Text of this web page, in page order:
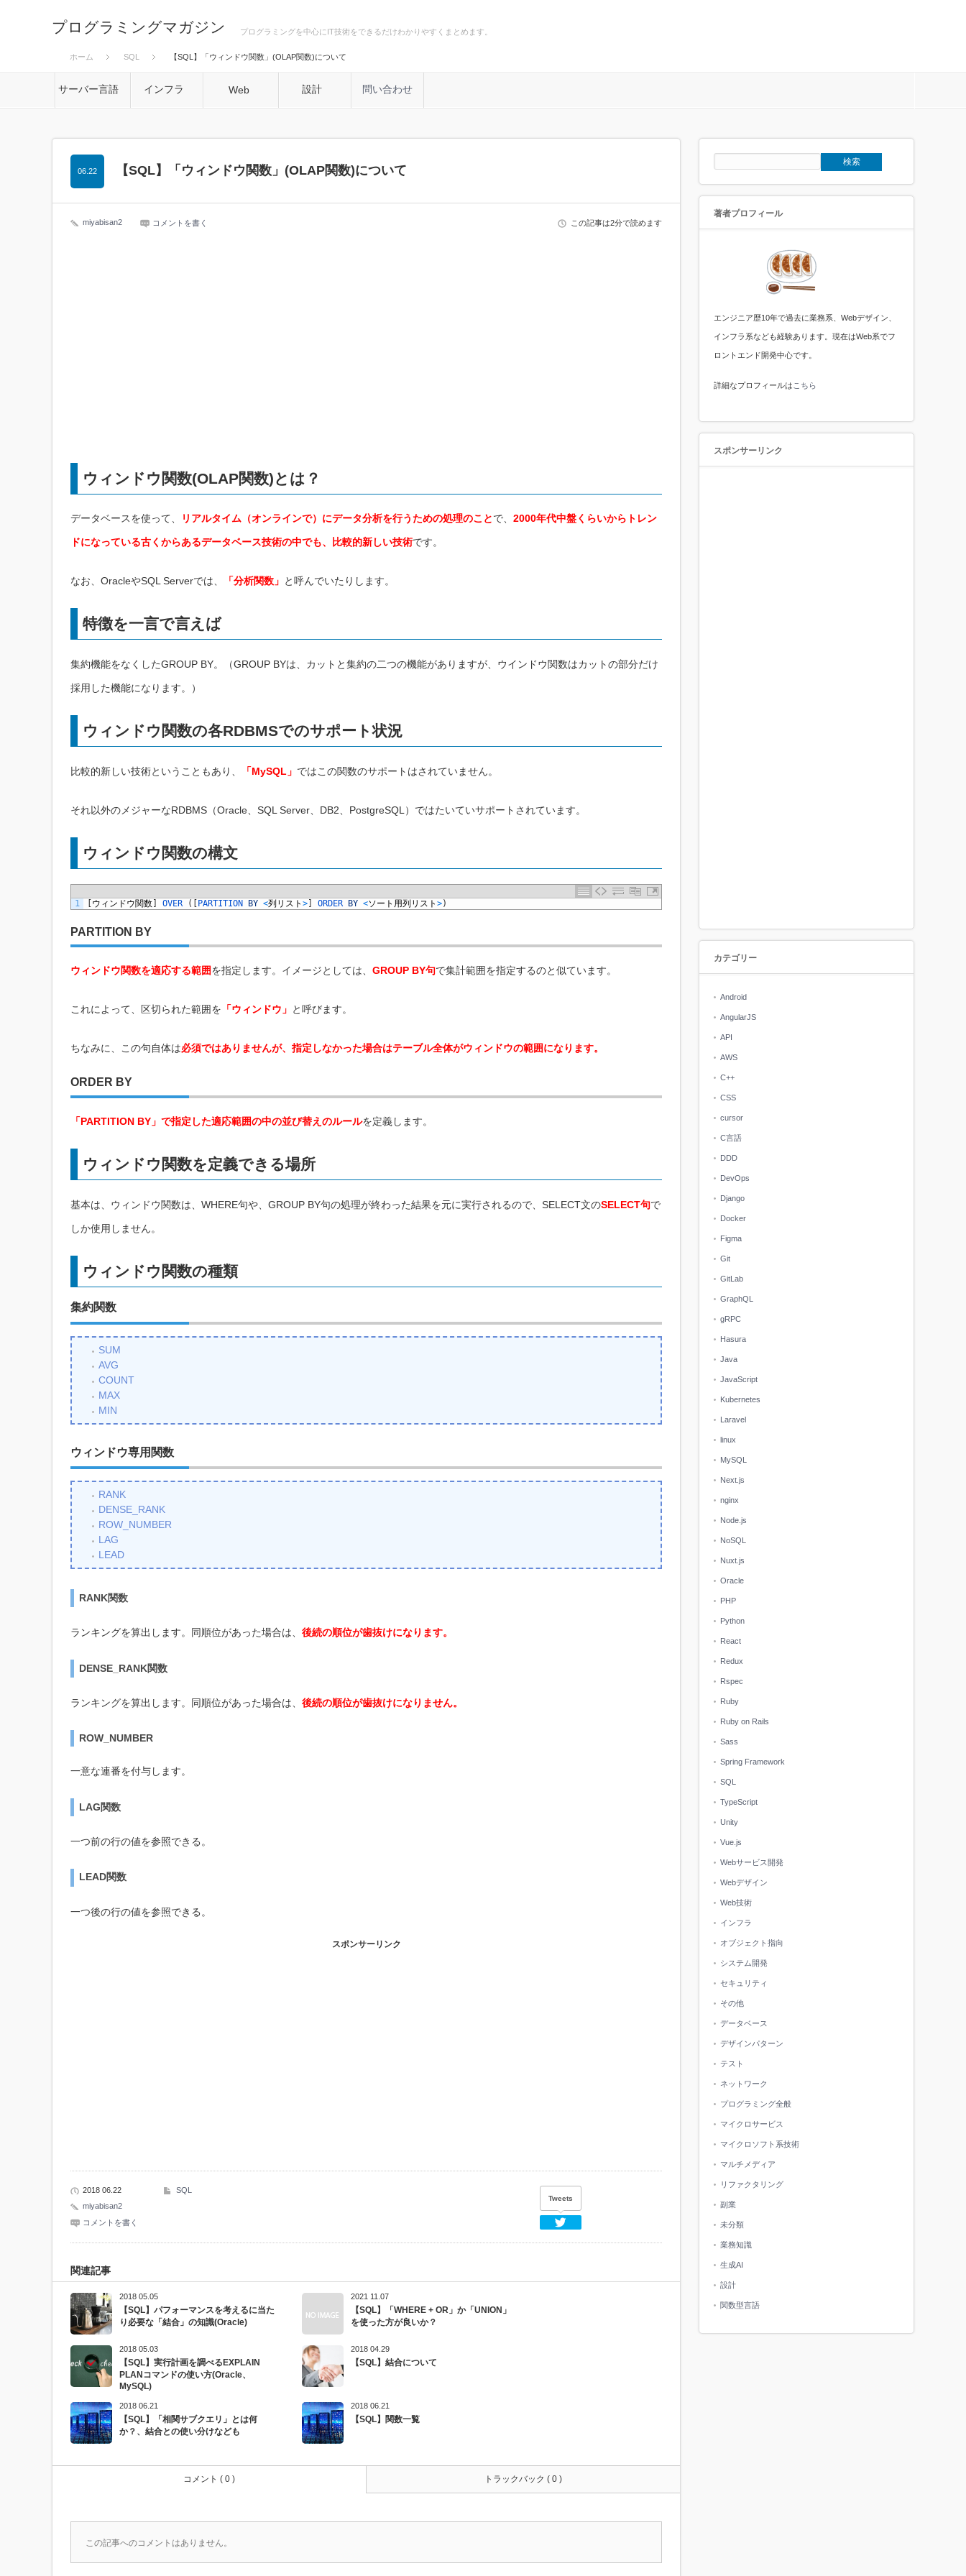
プログラミングマガジン プログラミングを中心にIT技術をできるだけわかりやすくまとめます。
ホーム SQL 【SQL】「ウィンドウ関数」(OLAP関数)について
サーバー言語 インフラ Web 設計 問い合わせ
【SQL】「ウィンドウ関数」(OLAP関数)について
06.22
miyabisan2 コメントを書く この記事は2分で読めます
ウィンドウ関数(OLAP関数)とは？
データベースを使って、 リアルタイム（オンラインで）にデータ分析を行うための処理のことで、 2000年代中盤くらいからトレン
ドになっている古くからあるデータベース技術の中でも、比較的新しい技術です。
なお、OracleやSQL Serverでは、 「分析関数」 と呼んでいたりします。
特徴を一言で言えば
集約機能をなくしたGROUP BY。（GROUP BYは、カットと集約の二つの機能がありますが、ウインドウ関数はカットの部分だけ
採用した機能になります。）
ウィンドウ関数の各RDBMSでのサポート状況
比較的新しい技術ということもあり、 「MySQL」 ではこの関数のサポートはされていません。
それ以外のメジャーなRDBMS（Oracle、SQL Server、DB2、PostgreSQL）ではたいていサポートされています。
ウィンドウ関数の構文
1 [ウィンドウ関数] OVER ( [PARTITION BY <列リスト >] ORDER BY <ソート用列リスト >)
PARTITION BY
ウィンドウ関数を適応する範囲を指定します。イメージとしては、 GROUP BY句で集計範囲を指定するのと似ています。
これによって、区切られた範囲を 「ウィンドウ」 と呼びます。
ちなみに、この句自体は必須ではありませんが、指定しなかった場合はテーブル全体がウィンドウの範囲になります。
ORDER BY
「PARTITION BY」で指定した適応範囲の中の並び替えのルールを定義します。
ウィンドウ関数を定義できる場所
基本は、ウィンドウ関数は、WHERE句や、GROUP BY句の処理が終わった結果を元に実行されるので、SELECT文のSELECT句で
しか使用しません。
ウィンドウ関数の種類
集約関数
SUM
AVG
COUNT
MAX
MIN
ウィンドウ専用関数
RANK
DENSE_RANK
ROW_NUMBER
LAG
LEAD
RANK関数
ランキングを算出します。同順位があった場合は、 後続の順位が歯抜けになります。
DENSE_RANK関数
ランキングを算出します。同順位があった場合は、 後続の順位が歯抜けになりません。
ROW_NUMBER
一意な連番を付与します。
LAG関数
一つ前の行の値を参照できる。
LEAD関数
一つ後の行の値を参照できる。
スポンサーリンク
2018 06.22
miyabisan2
コメントを書く
SQL
Tweets
関連記事
2018 05.05
【SQL】パフォーマンスを考えるに当た
り必要な「結合」の知識(Oracle)
2021 11.07
【SQL】「WHERE + OR」か「UNION」
を使った方が良いか？
2018 05.03
【SQL】実行計画を調べるEXPLAIN
PLANコマンドの使い方(Oracle、
MySQL)
2018 04.29
【SQL】結合について
2018 06.21
【SQL】「相関サブクエリ」とは何
か？、結合との使い分けなども
2018 06.21
【SQL】関数一覧
コメント ( 0 ) トラックバック ( 0 )
この記事へのコメントはありません。
著者プロフィール
エンジニア歴10年で過去に業務系、Webデザイン、
インフラ系なども経験あります。現在はWeb系でフ
ロントエンド開発中心です。
詳細なプロフィールは こちら
スポンサーリンク
カテゴリー
Android
AngularJS
API
AWS
C++
CSS
cursor
C言語
DDD
DevOps
Django
Docker
Figma
Git
GitLab
GraphQL
gRPC
Hasura
Java
JavaScript
Kubernetes
Laravel
linux
MySQL
Next.js
nginx
Node.js
NoSQL
Nuxt.js
Oracle
PHP
Python
React
Redux
Rspec
Ruby
Ruby on Rails
Sass
Spring Framework
SQL
TypeScript
Unity
Vue.js
Webサービス開発
Webデザイン
Web技術
インフラ
オブジェクト指向
システム開発
セキュリティ
その他
データベース
デザインパターン
テスト
ネットワーク
プログラミング全般
マイクロサービス
マイクロソフト系技術
マルチメディア
リファクタリング
副業
未分類
業務知識
生成AI
設計
関数型言語